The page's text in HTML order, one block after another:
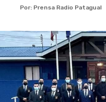
Por: Prensa Radio Patagual